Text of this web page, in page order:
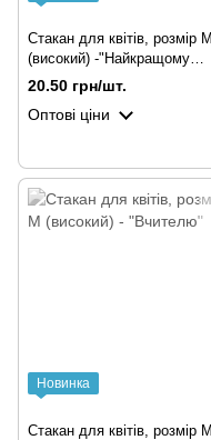
Стакан для квітів, розмір М
(високий) -"Найкращому
вчителю 2"
20.50 грн/шт.
Оптові ціни
Новинка
Стакан для квітів, розмір М